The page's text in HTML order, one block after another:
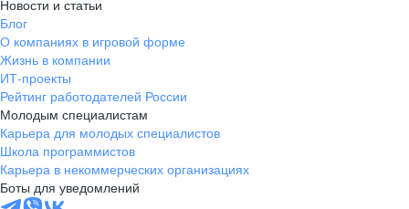
Новости и статьи
Блог
О компаниях в игровой форме
Жизнь в компании
ИТ-проекты
Рейтинг работодателей России
Молодым специалистам
Карьера для молодых специалистов
Школа программистов
Карьера в некоммерческих организациях
Боты для уведомлений